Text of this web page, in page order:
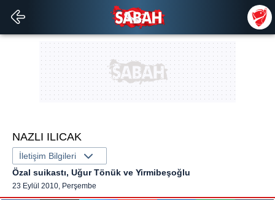
NAZLI ILICAK
İletişim Bilgileri
Özal suikastı, Uğur Tönük ve Yirmibeşoğlu
23 Eylül 2010, Perşembe